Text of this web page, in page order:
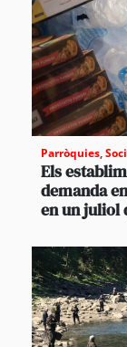
Parròquies,
Els
demanda
en un juliol